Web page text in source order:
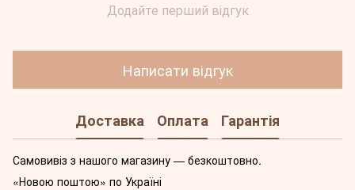
Додайте перший відгук
Написати відгук
Доставка Оплата Гарантія
Самовивіз з нашого магазину — безкоштовно.
«Новою поштою» по Україні